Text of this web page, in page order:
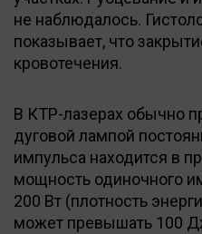
не наблюдалось.
показывает, что
кровотечения.
В КТР-лазерах обычно
дуговой лампой
импульса находится в
мощность одиночного
200 Вт (плотность
может превышать 100